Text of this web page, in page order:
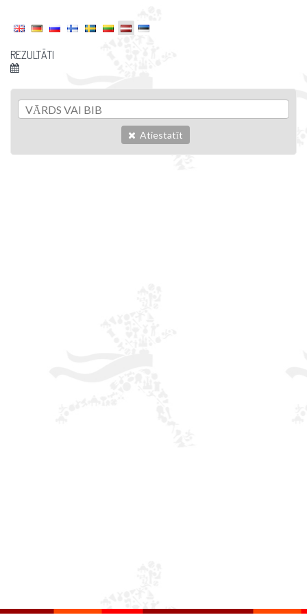
REZULTĀTI
Atiestatīt